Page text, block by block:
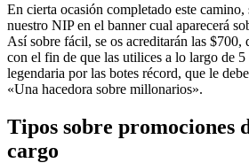
En cierta ocasión completado este camino,
nuestro NIP en el banner cual aparecerá
Así sobre fácil, se os acreditarán las $700,
con el fin de que las utilices a lo largo de
legendaria por las botes récord, que le
«Una hacedora sobre millonarios».
Tipos sobre promociones
cargo